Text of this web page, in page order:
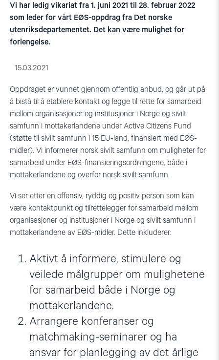
Vi har ledig vikariat fra 1. juni 2021 til 28. februar 2022
som leder for vårt EØS-oppdrag fra Det norske
utenriksdepartementet. Det kan være mulighet for
forlengelse.
15.03.2021
Oppdraget er vunnet gjennom offentlig anbud, og går ut på
å bistå til å etablere kontakt og legge til rette for samarbeid
mellom organisasjoner og institusjoner i Norge og sivilt
samfunn i mottakerlandene under Active Citizens Fund
(støtte til sivilt samfunn i 15 EU-land, finansiert med EØS-
midler). Vi informerer norsk sivilt samfunn om muligheter for
samarbeid under EØS-finansieringsordningene, både i
mottakerlandene og overfor norsk sivilt samfunn.
Vi ser etter en offensiv, ryddig og positiv person som kan
være kontaktpunkt og tilrettelegger for samarbeid mellom
organisasjoner og institusjoner i Norge og sivilt samfunn i
mottakerlandene av EØS-midler. Dette inkluderer:
Aktivt å informere, stimulere og
veilede målgrupper om mulighetene
for samarbeid både i Norge og
mottakerlandene.
Arrangere konferanser og
matchmaking-seminarer og ha
ansvar for planlegging av det årlige